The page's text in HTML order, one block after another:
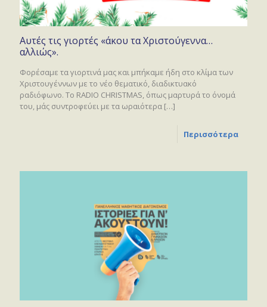
Αυτές τις γιορτές «άκου τα Χριστούγεννα…
αλλιώς».
Φορέσαμε τα γιορτινά μας και μπήκαμε ήδη στο κλίμα των
Χριστουγέννων με το νέο θεματικό, διαδικτυακό
ραδιόφωνο. Το RADIO CHRISTMAS, όπως μαρτυρά το όνομά
του, μάς συντροφεύει με τα ωραιότερα […]
Περισσότερα